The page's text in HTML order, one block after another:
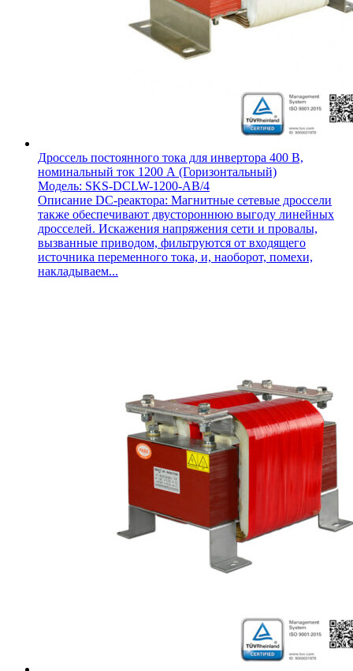
Дроссель постоянного тока для инвертора 400 В,
номинальный ток 1200 А (Горизонтальный)
Модель: SKS-DCLW-1200-AB/4
Описание DC-реактора: Магнитные сетевые дроссели
также обеспечивают двустороннюю выгоду линейных
дросселей. Искажения напряжения сети и провалы,
вызванные приводом, фильтруются от входящего
источника переменного тока, и, наоборот, помехи,
накладываем...